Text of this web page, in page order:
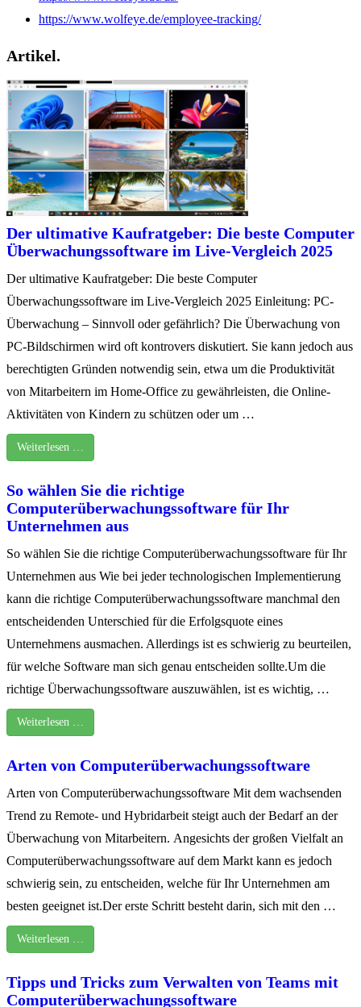
https://www.wolfeye.de/employee-tracking/
Artikel.
Der ultimative Kaufratgeber: Die beste Computer
Überwachungssoftware im Live-Vergleich 2025
Der ultimative Kaufratgeber: Die beste Computer
Überwachungssoftware im Live-Vergleich 2025 Einleitung: PC-
Überwachung – Sinnvoll oder gefährlich? Die Überwachung von
PC-Bildschirmen wird oft kontrovers diskutiert. Sie kann jedoch aus
berechtigten Gründen notwendig sein, etwa um die Produktivität
von Mitarbeitern im Home-Office zu gewährleisten, die Online-
Aktivitäten von Kindern zu schützen oder um …
Weiterlesen …
So wählen Sie die richtige
Computerüberwachungssoftware für Ihr
Unternehmen aus
So wählen Sie die richtige Computerüberwachungssoftware für Ihr
Unternehmen aus Wie bei jeder technologischen Implementierung
kann die richtige Computerüberwachungssoftware manchmal den
entscheidenden Unterschied für die Erfolgsquote eines
Unternehmens ausmachen. Allerdings ist es schwierig zu beurteilen,
für welche Software man sich genau entscheiden sollte.Um die
richtige Überwachungssoftware auszuwählen, ist es wichtig, …
Weiterlesen …
Arten von Computerüberwachungssoftware
Arten von Computerüberwachungssoftware Mit dem wachsenden
Trend zu Remote- und Hybridarbeit steigt auch der Bedarf an der
Überwachung von Mitarbeitern. Angesichts der großen Vielfalt an
Computerüberwachungssoftware auf dem Markt kann es jedoch
schwierig sein, zu entscheiden, welche für Ihr Unternehmen am
besten geeignet ist.Der erste Schritt besteht darin, sich mit den …
Weiterlesen …
Tipps und Tricks zum Verwalten von Teams mit
Computerüberwachungssoftware